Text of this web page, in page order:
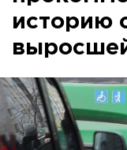
историю